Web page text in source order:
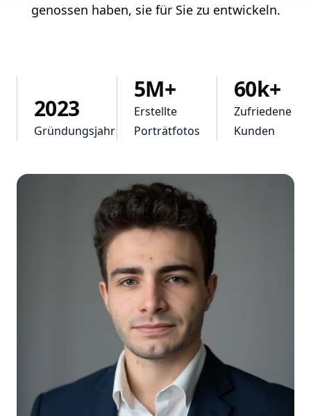
genossen haben, sie für Sie zu entwickeln.
Gründungsjahr
2023
Erstellte
Porträtfotos
5M+
Zufriedene
Kunden
60k+